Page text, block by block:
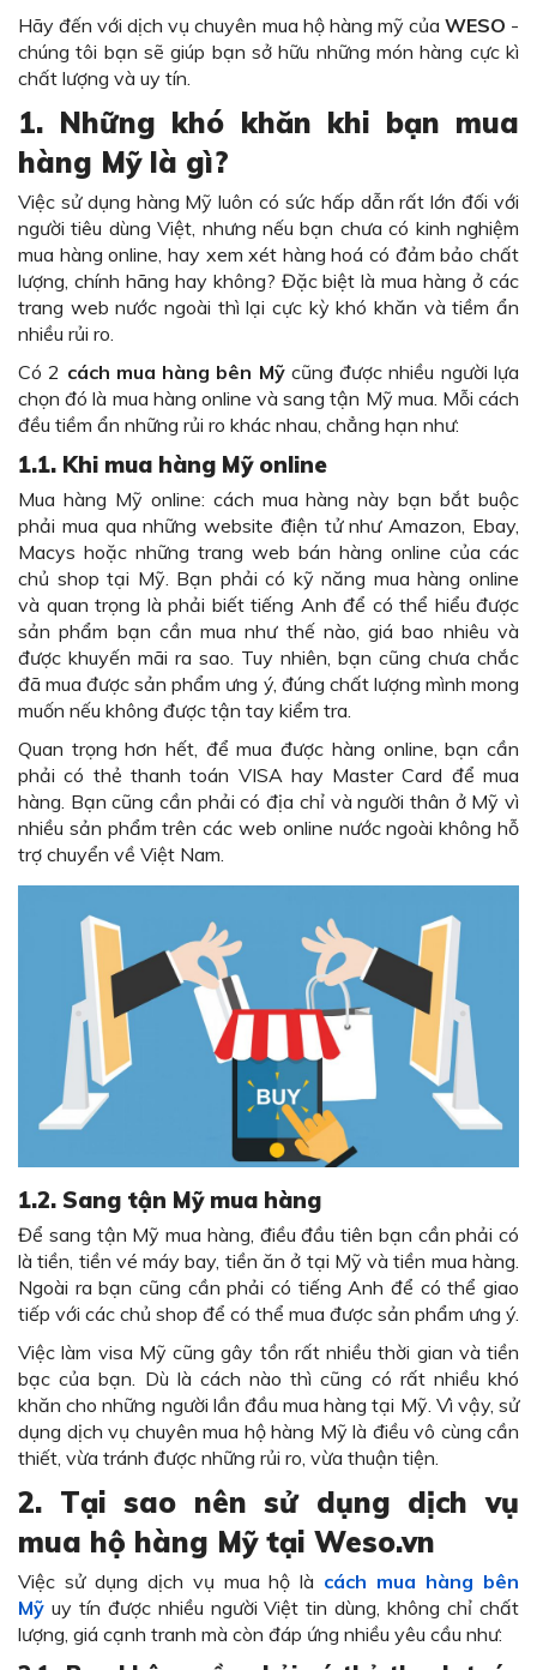
Hãy đến với dịch vụ chuyên mua hộ hàng mỹ của WESO -
chúng tôi bạn sẽ giúp bạn sở hữu những món hàng cực kì
chất lượng và uy tín.
1. Những khó khăn khi bạn mua
hàng Mỹ là gì?
Việc sử dụng hàng Mỹ luôn có sức hấp dẫn rất lớn đối với
người tiêu dùng Việt, nhưng nếu bạn chưa có kinh nghiệm
mua hàng online, hay xem xét hàng hoá có đảm bảo chất
lượng, chính hãng hay không? Đặc biệt là mua hàng ở các
trang web nước ngoài thì lại cực kỳ khó khăn và tiềm ẩn
nhiều rủi ro.
Có 2 cách mua hàng bên Mỹcũng được nhiều người lựa
chọn đó là mua hàng online và sang tận Mỹ mua. Mỗi cách
đều tiềm ẩn những rủi ro khác nhau, chẳng hạn như:
1.1. Khi mua hàng Mỹ online
Mua hàng Mỹ online: cách mua hàng này bạn bắt buộc
phải mua qua những website điện tử như Amazon, Ebay,
Macys hoặc những trang web bán hàng online của các
chủ shop tại Mỹ. Bạn phải có kỹ năng mua hàng online
và quan trọng là phải biết tiếng Anh để có thể hiểu được
sản phẩm bạn cần mua như thế nào, giá bao nhiêu và
được khuyến mãi ra sao. Tuy nhiên, bạn cũng chưa chắc
đã mua được sản phẩm ưng ý, đúng chất lượng mình mong
muốn nếu không được tận tay kiểm tra.
Quan trọng hơn hết, để mua được hàng online, bạn cần
phải có thẻ thanh toán VISA hay Master Card để mua
hàng. Bạn cũng cần phải có địa chỉ và người thân ở Mỹ vì
nhiều sản phẩm trên các web online nước ngoài không hỗ
trợ chuyển về Việt Nam.
1.2. Sang tận Mỹ mua hàng
Để sang tận Mỹ mua hàng, điều đầu tiên bạn cần phải có
là tiền, tiền vé máy bay, tiền ăn ở tại Mỹ và tiền mua hàng.
Ngoài ra bạn cũng cần phải có tiếng Anh để có thể giao
tiếp với các chủ shop để có thể mua được sản phẩm ưng ý.
Việc làm visa Mỹ cũng gây tồn rất nhiều thời gian và tiền
bạc của bạn. Dù là cách nào thì cũng có rất nhiều khó
khăn cho những người lần đầu mua hàng tại Mỹ. Vì vậy, sử
dụng dịch vụ chuyên mua hộ hàng Mỹ là điều vô cùng cần
thiết, vừa tránh được những rủi ro, vừa thuận tiện.
2. Tại sao nên sử dụng dịch vụ
mua hộ hàng Mỹ tại Weso.vn
Việc sử dụng dịch vụ mua hộ là cách mua hàng bên
Mỹ uy tín được nhiều người Việt tin dùng, không chỉ chất
lượng, giá cạnh tranh mà còn đáp ứng nhiều yêu cầu như: